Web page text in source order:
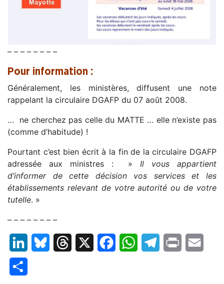
– – – – – – – –
Pour information :
Généralement, les ministères, diffusent une note
rappelant la circulaire DGAFP du 07 août 2008.
… ne cherchez pas celle du MATTE … elle n’existe pas
(comme d’habitude) !
Pourtant c’est bien écrit à la fin de la circulaire DGAFP
adressée aux ministres : » Il vous appartient
d’informer de cette décision vos services et les
établissements relevant de votre autorité ou de votre
tutelle. »
– – – – – – – –
LinkedInBluesky Threads FacebookWhatsAppTelegram
Print